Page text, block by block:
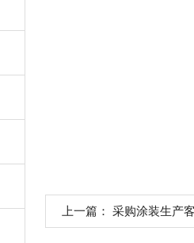
上一篇： 采购涂装生产